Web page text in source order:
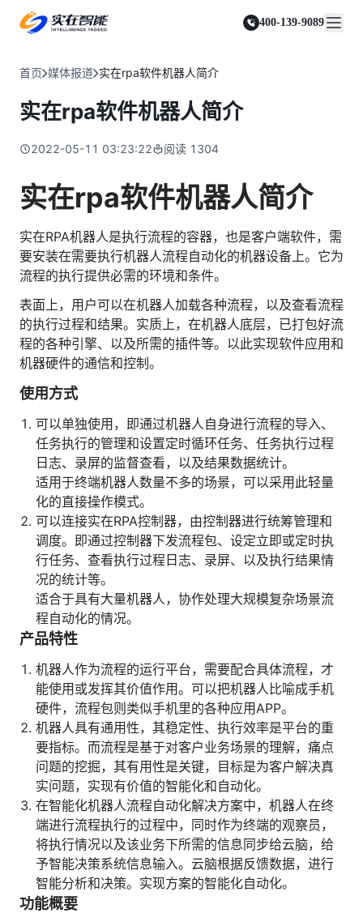
400-139-9089
人人都会用的智能体
智能文档审阅平台
实在 RPA 机器人
可靠的机器人终端
实在 RPA 控制器
全面支持国产信创生态
实在取数宝
通信运营商
零售电商
跨境电商
政府及公共服务
能源及制造业
更多行业客户
金融
运营商
政府
烟草
资质审核 | 合同审核 | 一项一卷 | 智慧人力
订单生成 | 库存管控 | 物流监控 | 风险监测
司法
智能辅办 | 要素提取 | 自动立案 | 流程智动
人才培养 | 智能教具 | 智能实训 | 课程共创
财务
智能票据 | 自动报税 | 自动存单 | 智能审计
资源与支持
实在学院
智能体市场
合作伙伴
客户支持
关于实在
媒体报道
视频动态
加入我们
首页 媒体报道 实在rpa软件机器人简介
实在rpa软件机器人简介
2022-05-11 03:23:22 阅读 1304
实在rpa软件机器人简介
实在RPA机器人是执行流程的容器，也是客户端软件，需
要安装在需要执行机器⼈流程自动化的机器设备上。它为
流程的执行提供必需的环境和条件。
表面上，用户可以在机器人加载各种流程，以及查看流程
的执行过程和结果。实质上，在机器人底层，已打包好流
程的各种引擎、以及所需的插件等。以此实现软件应用和
机器硬件的通信和控制。
使用方式
可以单独使用，即通过机器人自身进行流程的导入、
任务执行的管理和设置定时循环任务、任务执行过程
日志、录屏的监督查看，以及结果数据统计。
适用于终端机器人数量不多的场景，可以采用此轻量
化的直接操作模式。
可以连接实在RPA控制器，由控制器进行统筹管理和
调度。即通过控制器下发流程包、设定立即或定时执
行任务、查看执行过程日志、录屏、以及执行结果情
况的统计等。
适合于具有大量机器⼈，协作处理大规模复杂场景流
程自动化的情况。
产品特性
机器人作为流程的运行平台，需要配合具体流程，才
能使用或发挥其价值作用。可以把机器人比喻成手机
硬件，流程包则类似手机里的各种应用APP。
机器⼈具有通用性，其稳定性、执行效率是平台的重
要指标。而流程是基于对客户业务场景的理解，痛点
问题的挖掘，其有用性是关键，目标是为客户解决真
实问题，实现有价值的智能化和自动化。
在智能化机器人流程自动化解决方案中，机器人在终
端进行流程执行的过程中，同时作为终端的观察员，
将执行情况以及该业务下所需的信息同步给云脑，给
予智能决策系统信息输⼊。云脑根据反馈数据，进行
智能分析和决策。实现方案的智能化自动化。
功能概要